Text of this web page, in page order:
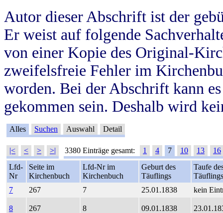
Autor dieser Abschrift ist der
Er weist auf folgende
von einer Kopie des Original-
zweifelsfreie Fehler im
worden. Bei der Abschrift kann
gekommen sein. Deshalb wird
Alles Suchen Auswahl Detail
|< < > >| 3380 Einträge gesamt: 1 4 7 10 13
16
Lfd-
Nr
Seite im
Kirchenbuch
Lfd-Nr im
Kirchenbuch
Geburt des
Täuflings
Taufe
Täuflings
7
267 7 25.01.1838 kein
8 267 8 09.01.1838